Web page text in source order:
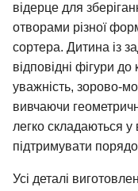
відерце для
отворами різної
сортера. Дитина із
відповідні фігури
уважність, зорово-
вивчаючи
легко складаються
підтримувати
Усі деталі